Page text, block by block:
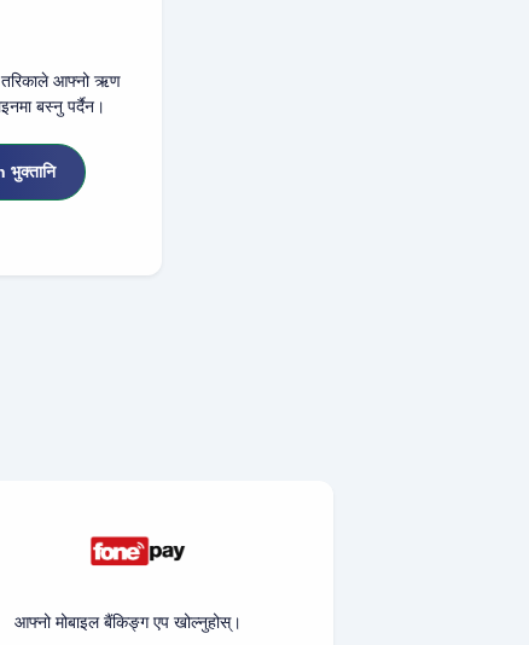
तरिकाले आफ्नो ऋण
बस्नु पर्दैन।
आफ्नो मोबाइल बैंकिङ्ग एप खोल्नुहोस्।